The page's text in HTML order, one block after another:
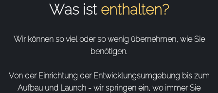
Was ist enthalten?
Wir können so viel oder so wenig übernehmen, wie Sie
benötigen.
Von der Einrichtung der Entwicklungsumgebung bis zum
Aufbau und Launch - wir springen ein, wo immer Sie